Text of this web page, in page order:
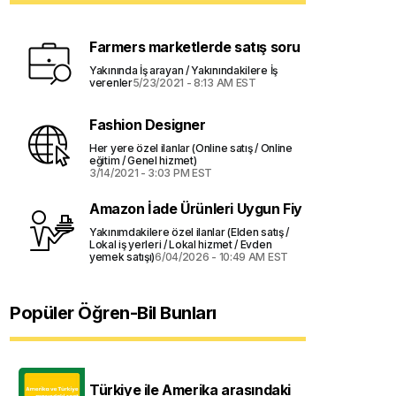
Farmers marketlerde satış soru
Yakınında İş arayan / Yakınındakilere İş
verenler5/23/2021 - 8:13 AM EST
Fashion Designer
Her yere özel ilanlar (Online satış / Online
eğitim / Genel hizmet)
3/14/2021 - 3:03 PM EST
Amazon İade Ürünleri Uygun Fiy
Yakınımdakilere özel ilanlar (Elden satış /
Lokal iş yerleri / Lokal hizmet / Evden
yemek satışı)6/04/2026 - 10:49 AM EST
Popüler Öğren-Bil Bunları
Türkiye ile Amerika arasındaki